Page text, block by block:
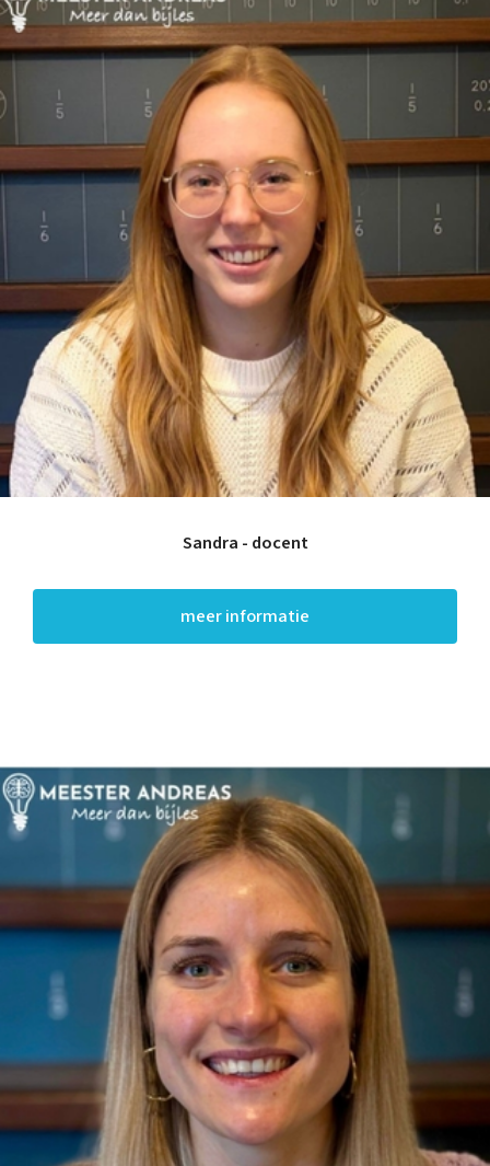
Sandra - docent
meer informatie